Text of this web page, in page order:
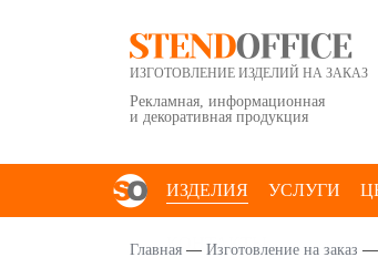
ИЗГОТОВЛЕНИЕ ИЗДЕЛИЙ НА ЗАКАЗ
Рекламная, информационная
и декоративная продукция
ИЗДЕЛИЯ УСЛУГИ
КОНТАКТЫ
Главная — Изготовление на заказ —